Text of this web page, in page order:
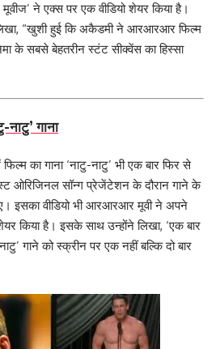
ने एक्स पर एक वीडियो शेयर किया है।
“खुशी हुई कि अकैडमी ने आरआरआर फिल्म
के सबसे बेहतरीन स्टंट सीक्वेंस का हिस्सा
गाना
का गाना ‘नाटु-नाटु’ भी एक बार फिर से
ओरिजिनल सॉन्ग प्रेजेंटेशन के दौरान गाने के
इसका वीडियो भी आरआरआर मूवी ने अपने
किया है। इसके साथ उन्होंने लिखा, ‘एक बार
गाने को स्क्रीन पर एक नहीं बल्कि दो बार